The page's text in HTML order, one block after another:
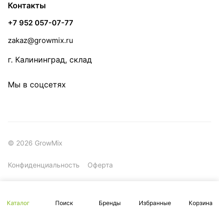
Контакты
+7 952 057-07-77
zakaz@growmix.ru
г. Калининград, склад
Мы в соцсетях
© 2026 GrowMix
Конфиденциальность Оферта
Каталог Поиск Бренды Избранные Корзина